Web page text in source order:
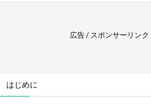
広告 / スポンサーリンク
はじめに